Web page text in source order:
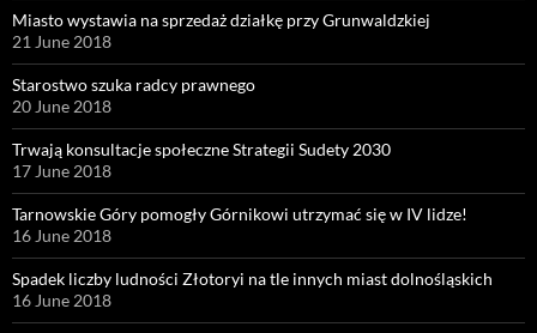
Miasto wystawia na sprzedaż działkę przy Grunwaldzkiej
21 June 2018
Starostwo szuka radcy prawnego
20 June 2018
Trwają konsultacje społeczne Strategii Sudety 2030
17 June 2018
Tarnowskie Góry pomogły Górnikowi utrzymać się w IV lidze!
16 June 2018
Spadek liczby ludności Złotoryi na tle innych miast dolnośląskich
16 June 2018